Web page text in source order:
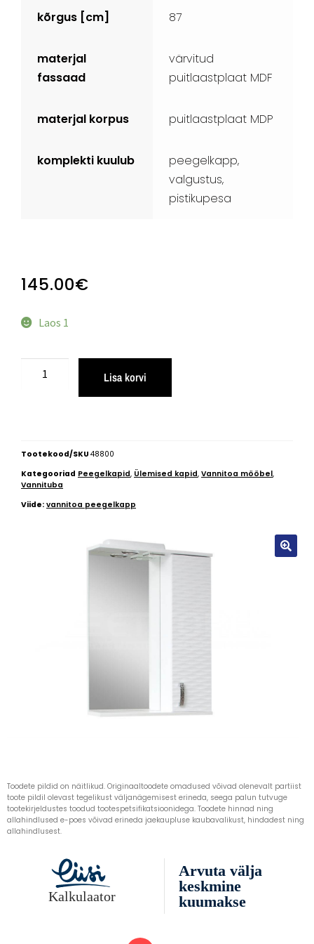
Toodete pildid on näitlikud. Originaaltoodete omadused võivad olenevalt partiist
toote pildil olevast tegelikust väljanägemisest erineda, seega palun tutvuge
tootekirjeldustes toodud tootespetsifikatsioonidega. Toodete hinnad ning
allahindlused e-poes võivad erineda jaekaupluse kaubavalikust, hindadest ning
allahindlusest.
kõrgus [cm] 87
materjal
fassaad
värvitud
puitlaastplaat MDF
materjal korpus puitlaastplaat MDP
komplekti kuulub
peegelkapp,
valgustus,
pistikupesa
145.00€
Laos 1
Lisa korvi
Tootekood/SKU 48800
Kategooriad Peegelkapid, Ülemised kapid, Vannitoa mööbel,
Vannituba
Viide: vannitoa peegelkapp